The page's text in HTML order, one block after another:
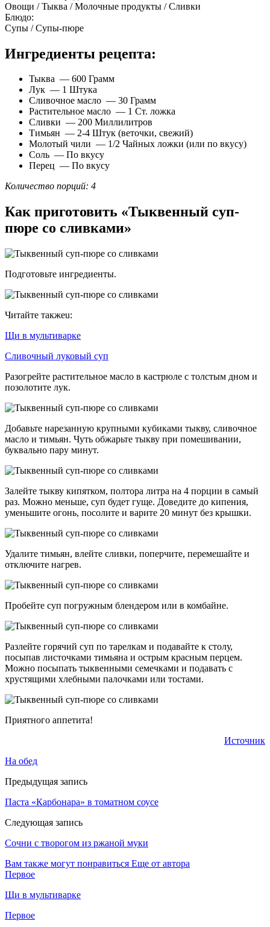
Овощи / Тыква / Молочные продукты / Сливки
Блюдо:
Супы / Супы-пюре
Ингредиенты рецепта:
Тыква — 600 Грамм
Лук — 1 Штука
Сливочное масло — 30 Грамм
Растительное масло — 1 Ст. ложка
Сливки — 200 Миллилитров
Тимьян — 2-4 Штук (веточки, свежий)
Молотый чили — 1/2 Чайных ложки (или по вкусу)
Соль — По вкусу
Перец — По вкусу
Количество порций: 4
Как приготовить «Тыквенный суп-
пюре со сливками»
Подготовьте ингредиенты.
Читайте такжеu:
Щи в мультиварке
Сливочный луковый суп
Разогрейте растительное масло в кастрюле с толстым дном и
позолотите лук.
Добавьте нарезанную крупными кубиками тыкву, сливочное
масло и тимьян. Чуть обжарьте тыкву при помешивании,
буквально пару минут.
Залейте тыкву кипятком, полтора литра на 4 порции в самый
раз. Можно меньше, суп будет гуще. Доведите до кипения,
уменьшите огонь, посолите и варите 20 минут без крышки.
Удалите тимьян, влейте сливки, поперчите, перемешайте и
отключите нагрев.
Пробейте суп погружным блендером или в комбайне.
Разлейте горячий суп по тарелкам и подавайте к столу,
посыпав листочками тимьяна и острым красным перцем.
Можно посыпать тыквенными семечками и подавать с
хрустящими хлебными палочками или тостами.
Приятного аппетита!
Источник
На обед
Предыдущая запись
Паста «Карбонара» в томатном соусе
Следующая запись
Сочни с творогом из ржаной муки
Вам также могут понравиться Еще от автора
Первое
Щи в мультиварке
Первое